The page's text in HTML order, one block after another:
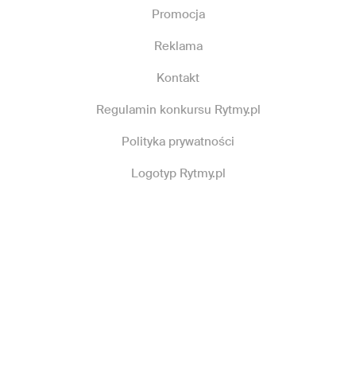
Promocja
Reklama
Kontakt
Regulamin konkursu Rytmy.pl
Polityka prywatności
Logotyp Rytmy.pl